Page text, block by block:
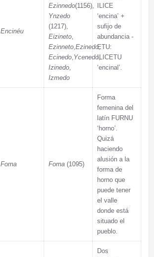
Encinéu
Ezinnedo(1156),
Ynzedo
(1217),
Eizineto,
Ezinneto,Ezinedo,
Ecinedo,Ycenedo,
Izinedo,
Izmedo
ILICE
‘encina’ +
sufijo de
abundancia -
ETU:
ILICETU
‘encinal’.
Forna Forna (1095)
Forma
femenina del
latín FURNU
‘horno’.
Quizá
haciendo
alusión a la
forma de
horno que
puede tener
el valle
donde está
situado el
pueblo.
Dos